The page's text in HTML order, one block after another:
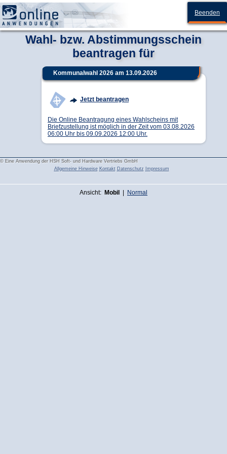
Beenden
Wahl- bzw. Abstimmungsschein
beantragen für
Kommunalwahl 2026 am 13.09.2026
Jetzt beantragen
Die Online Beantragung eines Wahlscheins mit
Briefzustellung ist möglich in der Zeit vom 03.08.2026
06:00 Uhr bis 09.09.2026 12:00 Uhr.
© Eine Anwendung der HSH Soft- und Hardware Vertriebs GmbH
Allgemeine Hinweise Kontakt Datenschutz Impressum
Ansicht: Mobil Normal